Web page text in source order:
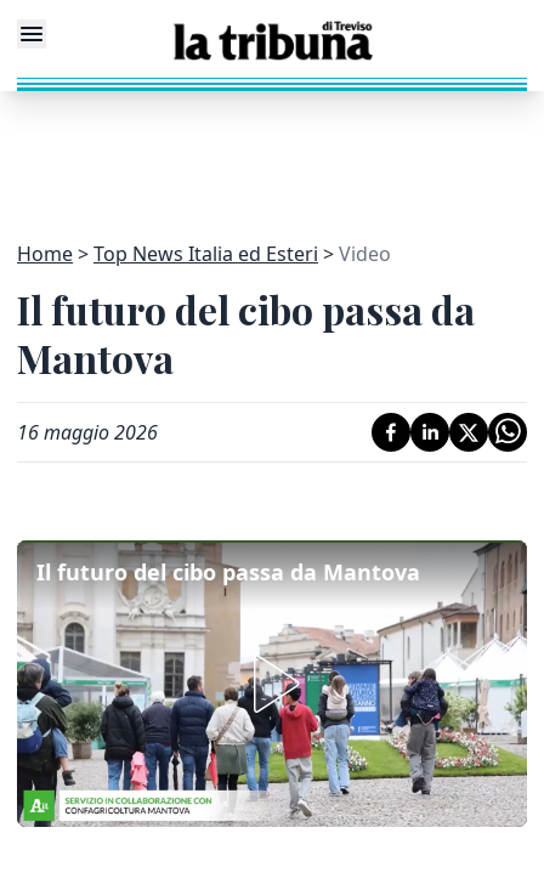
Home Top News Italia ed Esteri Video
Il futuro del cibo passa da
Mantova
16 maggio 2026
Il futuro del cibo passa da Mantova